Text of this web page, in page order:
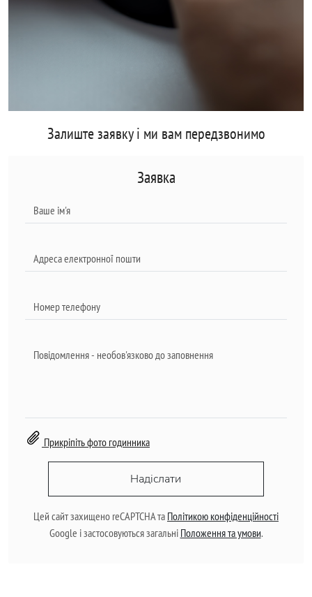
Залиште заявку і ми вам передзвонимо
Заявка
Прикріпіть фото годинника
Надіслати
Цей сайт захищено reCAPTCHA та Політикою конфіденційності
Google і застосовуються загальні Положення та умови.